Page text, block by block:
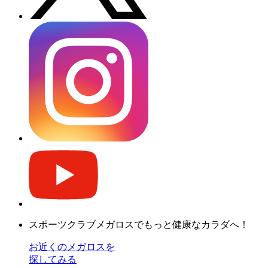
スポーツクラブメガロスでもっと健康なカラダへ！
お近くのメガロスを
探してみる